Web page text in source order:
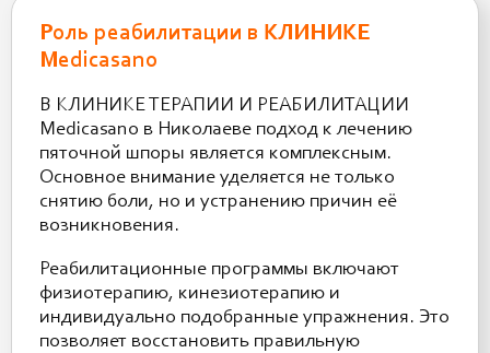
Роль реабилитации в КЛИНИКЕ
Medicasano
В КЛИНИКЕ ТЕРАПИИ И РЕАБИЛИТАЦИИ
Medicasano в Николаеве подход к лечению
пяточной шпоры является комплексным.
Основное внимание уделяется не только
снятию боли, но и устранению причин её
возникновения.
Реабилитационные программы включают
физиотерапию, кинезиотерапию и
индивидуально подобранные упражнения. Это
позволяет восстановить правильную